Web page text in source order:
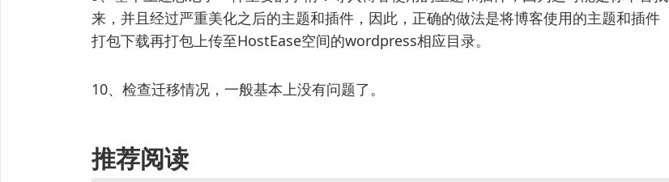
来，并且经过严重美化之后的主题和插件，因此，正确的做法是将博客使用的主题和插件
打包下载再打包上传至HostEase空间的wordpress相应目录。
10、检查迁移情况，一般基本上没有问题了。
推荐阅读